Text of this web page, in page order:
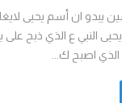
يبدو ان أسم يحيى
يحيى النبي ع الذي ذبح
الذي اصبح ك...